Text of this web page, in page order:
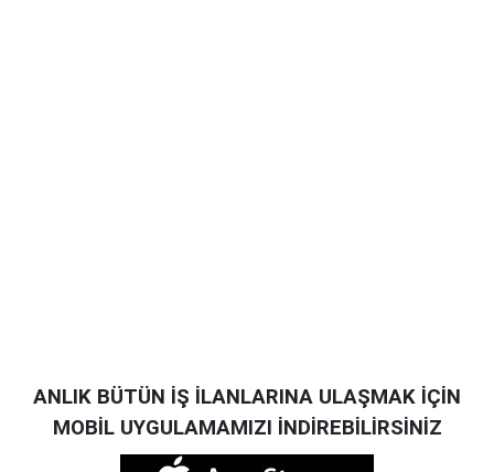
ANLIK BÜTÜN İŞ İLANLARINA ULAŞMAK İÇİN
MOBİL UYGULAMAMIZI İNDİREBİLİRSİNİZ